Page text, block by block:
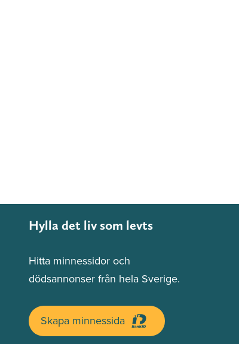
Hylla det liv som levts
Hitta minnessidor och
dödsannonser från hela Sverige.
Skapa minnessida